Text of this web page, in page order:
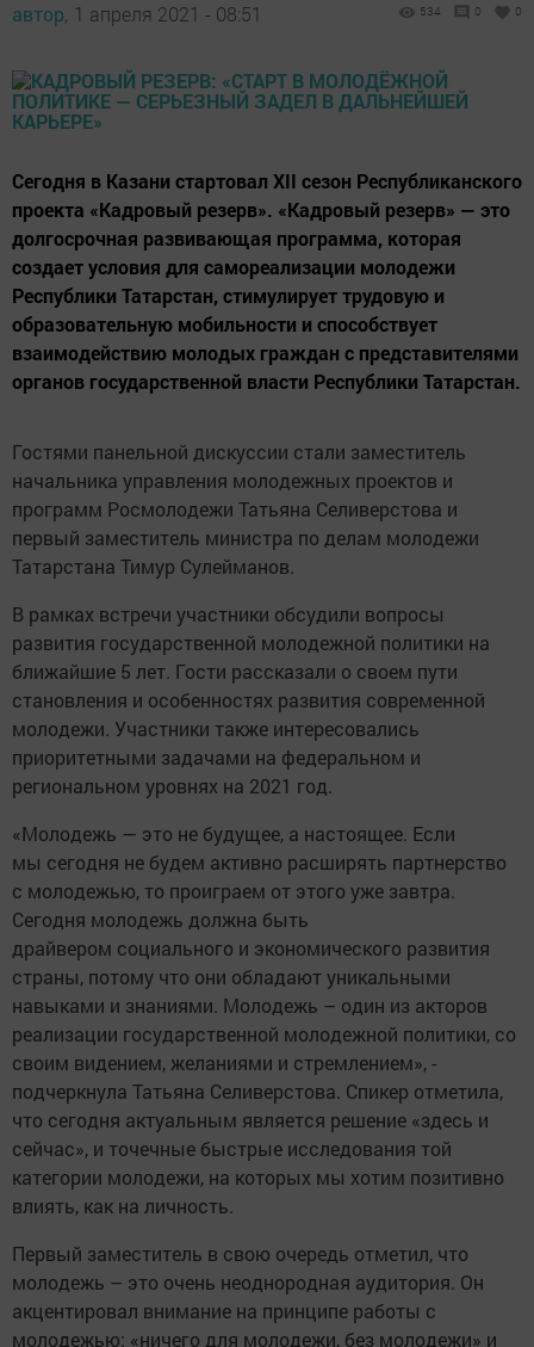
автор, 1 апреля 2021 - 08:51 534 0 0
Сегодня в Казани стартовал XII сезон Республиканского
проекта «Кадровый резерв». «Кадровый резерв» — это
долгосрочная развивающая программа, которая
создает условия для самореализации молодежи
Республики Татарстан, стимулирует трудовую и
образовательную мобильности и способствует
взаимодействию молодых граждан с представителями
органов государственной власти Республики Татарстан.
Гостями панельной дискуссии стали заместитель
начальника управления молодежных проектов и
программ Росмолодежи Татьяна Селиверстова и
первый заместитель министра по делам молодежи
Татарстана Тимур Сулейманов.
В рамках встречи участники обсудили вопросы
развития государственной молодежной политики на
ближайшие 5 лет. Гости рассказали о своем пути
становления и особенностях развития современной
молодежи. Участники также интересовались
приоритетными задачами на федеральном и
региональном уровнях на 2021 год.
«Молодежь — это не будущее, а настоящее. Если
мы сегодня не будем активно расширять партнерство
с молодежью, то проиграем от этого уже завтра.
Сегодня молодежь должна быть
драйвером социального и экономического развития
страны, потому что они обладают уникальными
навыками и знаниями. Молодежь – один из акторов
реализации государственной молодежной политики, со
своим видением, желаниями и стремлением», -
подчеркнула Татьяна Селиверстова. Спикер отметила,
что сегодня актуальным является решение «здесь и
сейчас», и точечные быстрые исследования той
категории молодежи, на которых мы хотим позитивно
влиять, как на личность.
Первый заместитель в свою очередь отметил, что
молодежь – это очень неоднородная аудитория. Он
акцентировал внимание на принципе работы с
молодежью: «ничего для молодежи, без молодежи» и